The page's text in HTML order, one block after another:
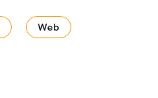
Web